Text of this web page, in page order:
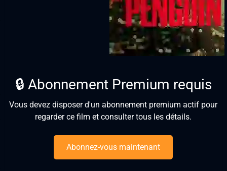
🔒 Abonnement Premium requis
Vous devez disposer d'un abonnement premium actif pour
regarder ce film et consulter tous les détails.
Abonnez-vous maintenant